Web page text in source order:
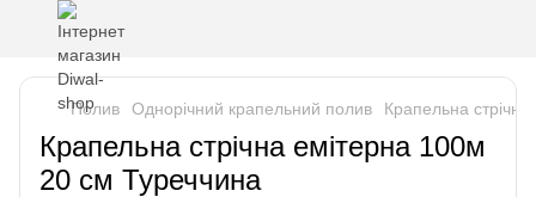
Полив Однорічний крапельний полив Крапельна
Крапельна стрічна емітерна 100м
20 см Туреччина